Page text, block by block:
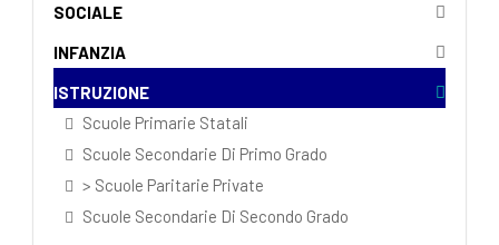
SOCIALE
INFANZIA
ISTRUZIONE
Scuole Primarie Statali
Scuole Secondarie Di Primo Grado
> Scuole Paritarie Private
Scuole Secondarie Di Secondo Grado